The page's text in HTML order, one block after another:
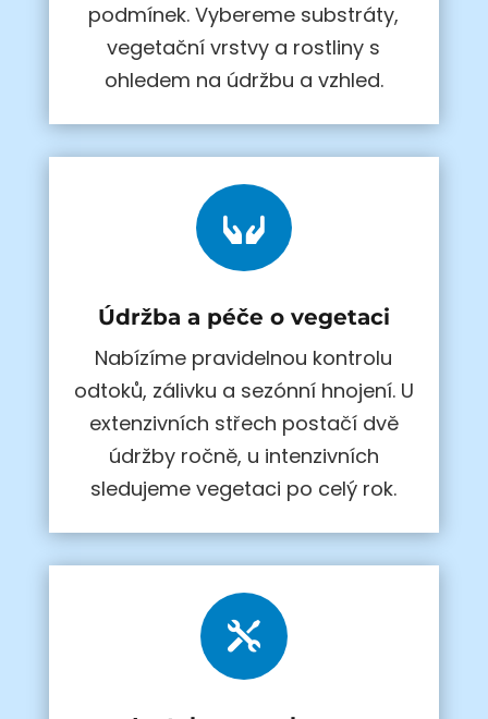
podmínek. Vybereme substráty,
vegetační vrstvy a rostliny s
ohledem na údržbu a vzhled.

Údržba a péče o vegetaci
Nabízíme pravidelnou kontrolu
odtoků, zálivku a sezónní hnojení. U
extenzivních střech postačí dvě
údržby ročně, u intenzivních
sledujeme vegetaci po celý rok.
